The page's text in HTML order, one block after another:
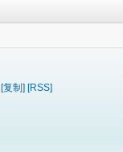
[复制] [RSS]